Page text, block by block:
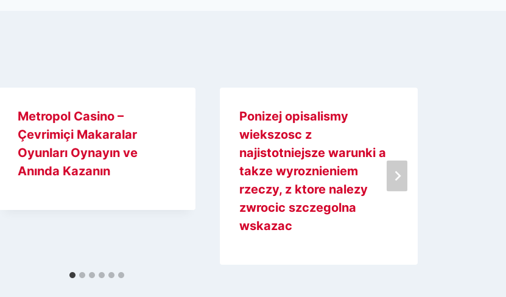
Metropol Casino –
Çevrimiçi Makaralar
Oyunları Oynayın ve
Anında Kazanın
Ponizej opisalismy
wiekszosc z
najistotniejsze warunki a
takze wyroznieniem
rzeczy, z ktore nalezy
zwrocic szczegolna
wskazac